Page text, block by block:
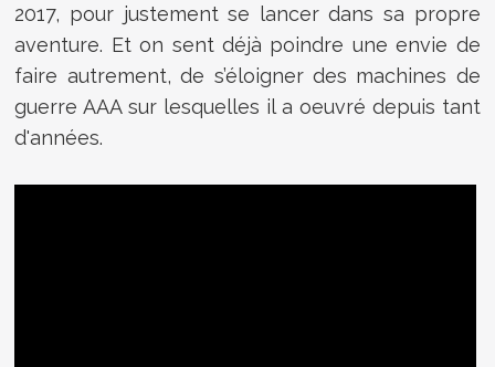
2017, pour justement se lancer dans sa propre
aventure. Et on sent déjà poindre une envie de
faire autrement, de s’éloigner des machines de
guerre AAA sur lesquelles il a oeuvré depuis tant
d'années.